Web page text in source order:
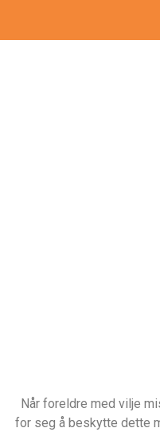
Når foreldre med vilje
for seg å beskytte dette